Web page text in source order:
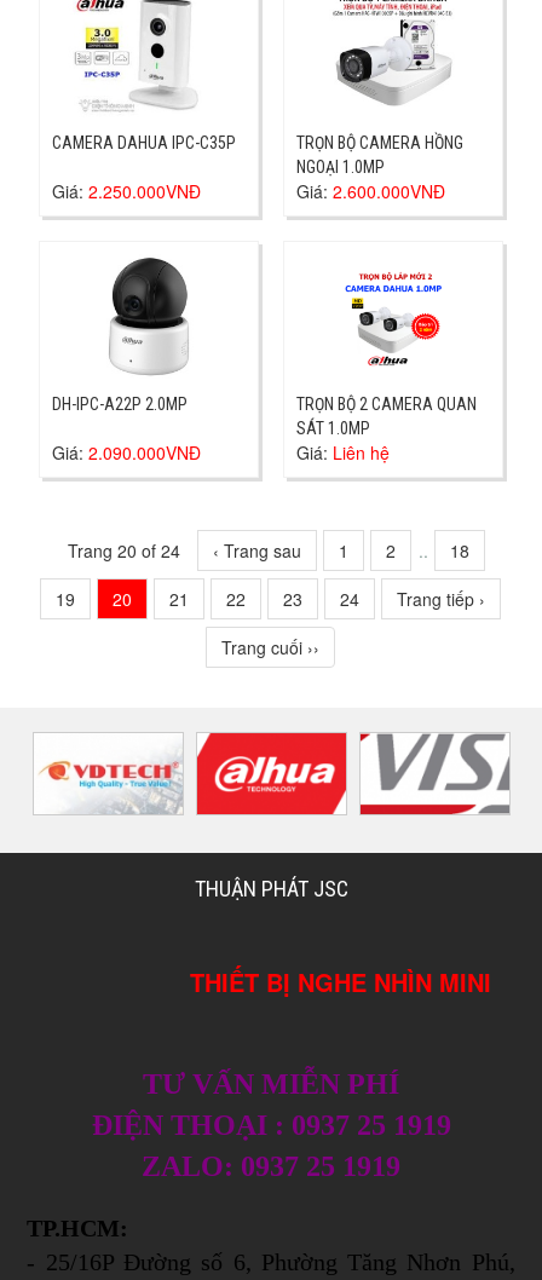
CAMERA DAHUA IPC-C35P
Giá:2.250.000VNĐ
TRỌN BỘ CAMERA HỒNG
NGOẠI 1.0MP
Giá: 2.600.000VNĐ
DH-IPC-A22P 2.0MP
Giá:2.090.000VNĐ
TRỌN BỘ 2 CAMERA QUAN
SÁT 1.0MP
Giá: Liên hệ
Trang 20 of 24 ‹ Trang sau 1 2 ..
18
19
20 21 22 23 24
Trang tiếp ›
Trang cuối ››
THUẬN PHÁT JSC
THIẾT BỊ NGHE NHÌN MINI
TƯ VẤN MIỄN PHÍ
ĐIỆN THOẠI : 0937 25 1919
ZALO: 0937 25 1919
TP.HCM:
- 25/16P Đường số 6, Phường Tăng Nhơn Phú,